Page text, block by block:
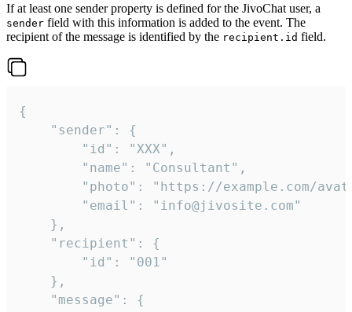
If at least one sender property is defined for the JivoChat user, a
sender field with this information is added to the event. The
recipient of the message is identified by the recipient.id field.
{